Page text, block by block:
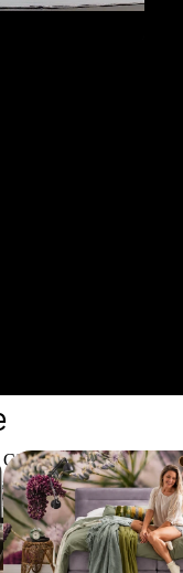
Cinderella Collection